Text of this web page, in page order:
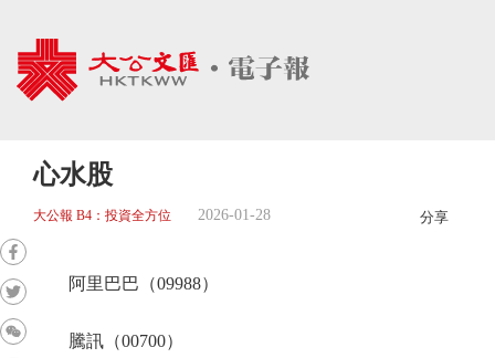
心水股
大公報 B4：投資全方位 2026-01-28 分享
阿里巴巴（09988）
騰訊（00700）